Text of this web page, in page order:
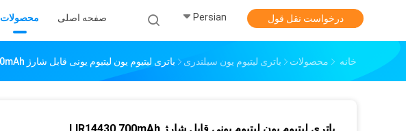
صفحه اصلی محصولات Persian درخواست نقل قول
خانه محصولات باتری لیتیوم یون سیلندری باتری لیتیوم یون لیتیوم یونی قابل شارژ LIR14430 700mAh برای روشنایی